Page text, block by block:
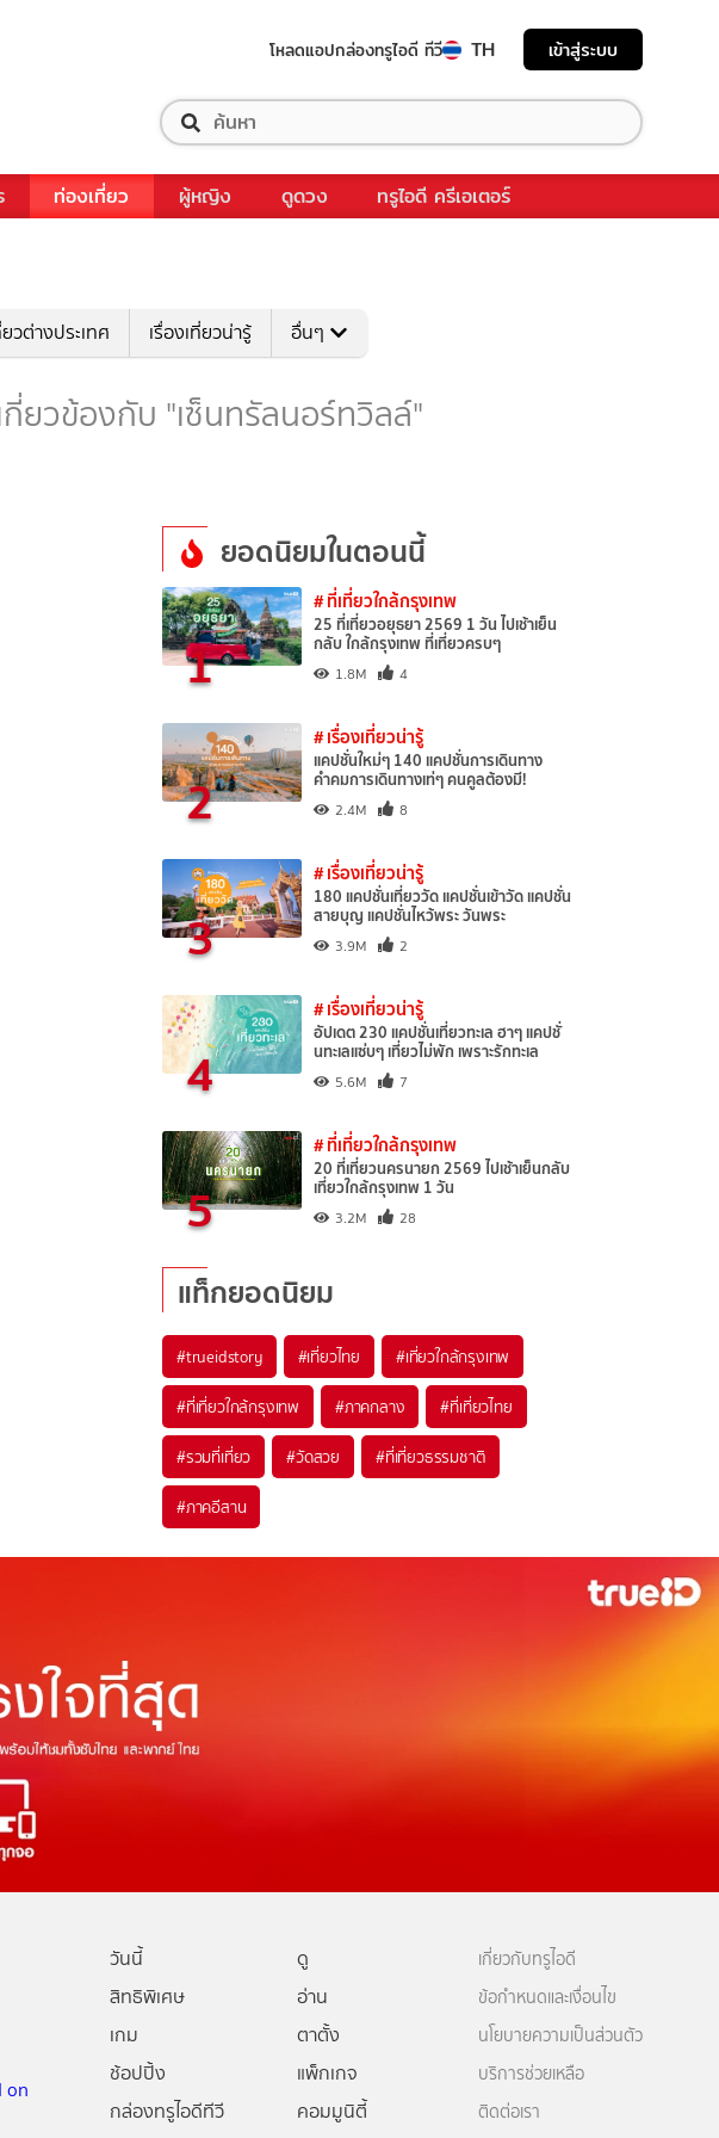
โหลดแอปกล่องทรูไอดี ทีวี TH เข้าสู่ระบบ
ท่องเที่ยว ผู้หญิง ดูดวง ทรูไอดี ครีเอเตอร์
วต่างประเทศ เรื่องเที่ยวน่ารู้ อื่นๆ
ยวข้องกับ "เซ็นทรัลนอร์ทวิลล์"
ยอดนิยมในตอนนี้
1
# ที่เที่ยวใกล้กรุงเทพ
25 ที่เที่ยวอยุธยา 2569 1 วัน ไปเช้าเย็น
กลับ ใกล้กรุงเทพ ที่เที่ยวครบๆ
1.8M 4
2
# เรื่องเที่ยวน่ารู้
แคปชั่นใหม่ๆ 140 แคปชั่นการเดินทาง
คำคมการเดินทางเท่ๆ คนคูลต้องมี!
2.4M 8
3
# เรื่องเที่ยวน่ารู้
180 แคปชั่นเที่ยววัด แคปชั่นเข้าวัด แคปชั่น
สายบุญ แคปชั่นไหว้พระ วันพระ
3.9M 2
4
# เรื่องเที่ยวน่ารู้
อัปเดต 230 แคปชั่นเที่ยวทะเล ฮาๆ แคปชั่
นทะเลแซ่บๆ เที่ยวไม่พัก เพราะรักทะเล
5.6M 7
5
# ที่เที่ยวใกล้กรุงเทพ
20 ที่เที่ยวนครนายก 2569 ไปเช้าเย็นกลับ
เที่ยวใกล้กรุงเทพ 1 วัน
3.2M 28
แท็กยอดนิยม
#trueidstory #เที่ยวไทย #เที่ยวใกล้กรุงเทพ
#ที่เที่ยวใกล้กรุงเทพ #ภาคกลาง #ที่เที่ยวไทย
#รวมที่เที่ยว #วัดสวย #ที่เที่ยวธรรมชาติ
#ภาคอีสาน
วันนี้
ดู
สิทธิพิเศษ
อ่าน
เกม
ตาตั้ง
ช้อปปิ้ง
แพ็กเกจ
กล่องทรูไอดีทีวี
คอมมูนิตี้
เกี่ยวกับทรูไอดี
ข้อกำหนดและเงื่อนไข
นโยบายความเป็นส่วนตัว
บริการช่วยเหลือ
ติดต่อเรา